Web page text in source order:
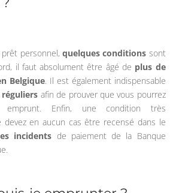
prêt personnel, quelques conditions sont
il faut absolument être âgé de plus de
Belgique. Il est également indispensable
afin de prouver que vous pourrez
emprunt. Enfin, une condition très
devez en aucun cas être recensé dans le
incidents de paiement de la Banque